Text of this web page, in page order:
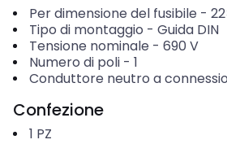
Per dimensione del fusibile -
Tipo di montaggio - Guida DIN
Tensione nominale - 690 V
Numero di poli- 1
Conduttore neutro a
Confezione
1 PZ